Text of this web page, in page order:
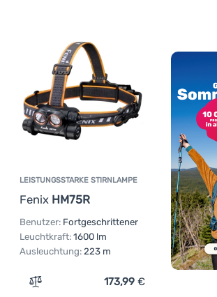
LEISTUNGSSTARKE STIRNLAMPE
Fenix HM75R
Benutzer: Fortgeschrittener
Leuchtkraft: 1600 lm
Ausleuchtung: 223 m
Zum Vergleich 'Leistungsstarke
173,99 €